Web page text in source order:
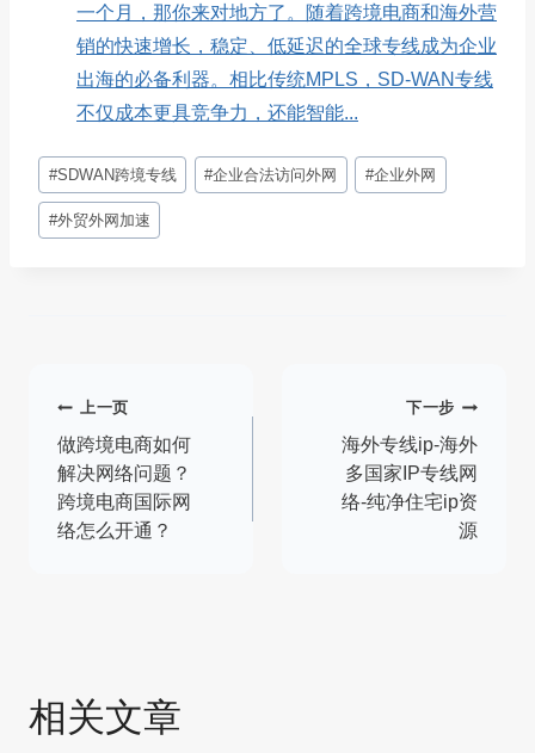
一个月，那你来对地方了。随着跨境电商和海外营
销的快速增长，稳定、低延迟的全球专线成为企业
出海的必备利器。相比传统MPLS，SD-WAN专线
不仅成本更具竞争力，还能智能...
文
章
标
#SDWAN跨境专线 #企业合法访问外网 #企业外网
#外贸外网加速
章
导
上一页
做跨境电商如何
解决网络问题？
跨境电商国际网
络怎么开通？
下一步
海外专线ip-海外
多国家IP专线网
络-纯净住宅ip资
源
相关文章